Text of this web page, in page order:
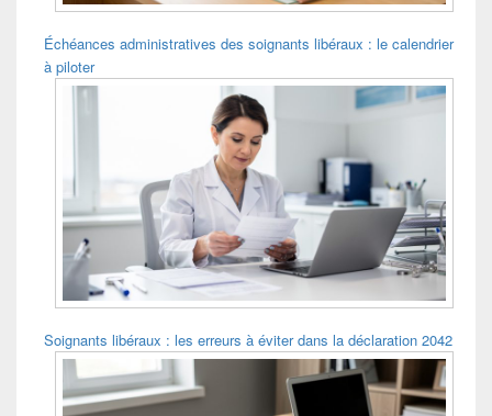
Échéances administratives des soignants libéraux : le calendrier
à piloter
Soignants libéraux : les erreurs à éviter dans la déclaration 2042